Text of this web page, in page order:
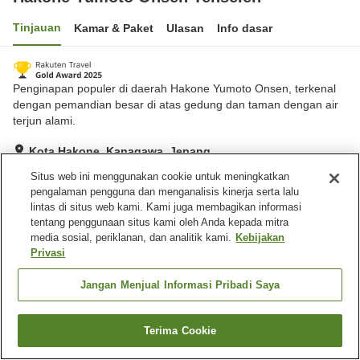
Tinjauan Kamar & Paket Ulasan Info dasar
Penginapan populer di daerah Hakone Yumoto Onsen, terkenal
dengan pemandian besar di atas gedung dan taman dengan air
terjun alami.
Kota Hakone, Kanagawa, Jepang
Sangat baik Ulasan:1,042
Fasilitas properti
Spa / Salon kecantikan
Lounge
Hakone Yumoto Onsen TenseienCari kamar
Situs web ini menggunakan cookie untuk meningkatkan
pengalaman pengguna dan menganalisis kinerja serta lalu
lintas di situs web kami. Kami juga membagikan informasi
tentang penggunaan situs kami oleh Anda kepada mitra
media sosial, periklanan, dan analitik kami. Kebijakan
Privasi
Jangan Menjual Informasi Pribadi Saya
Terima Cookie